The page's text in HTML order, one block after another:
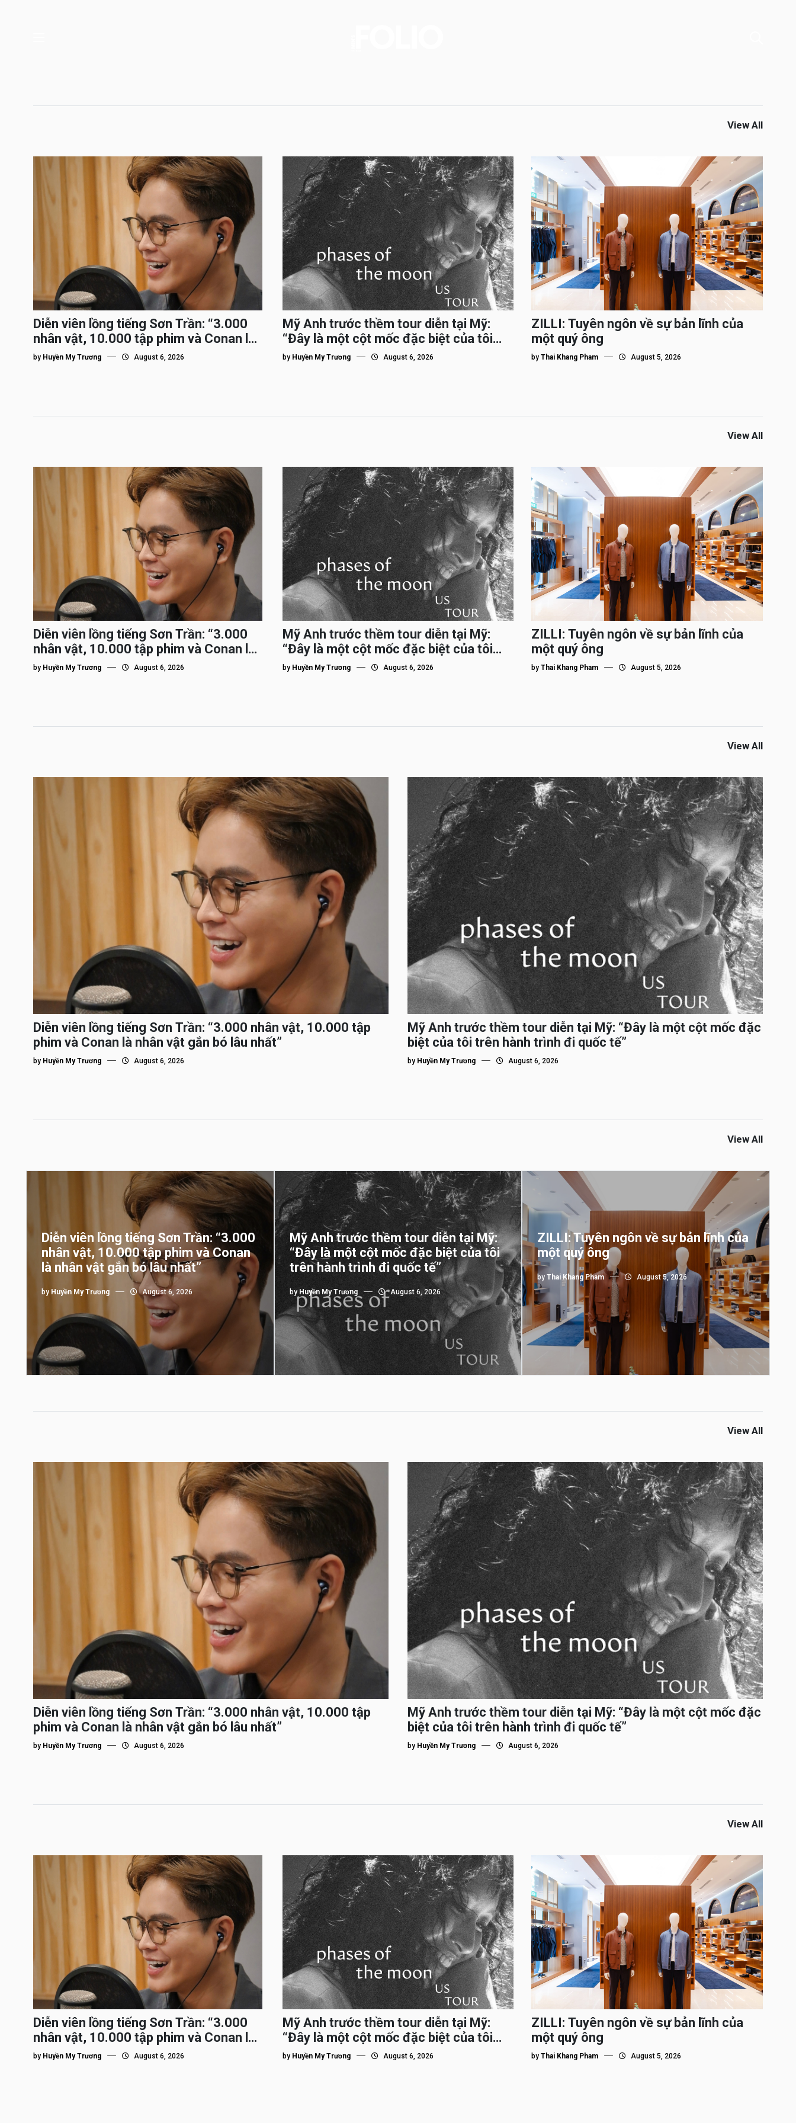
View All
Diễn viên lồng tiếng Sơn Trần: “3.000
nhân vật, 10.000 tập phim và Conan là
nhân vật gắn bó lâu nhất”
by Huyền My Trương August 6, 2026
Mỹ Anh trước thềm tour diễn tại Mỹ:
“Đây là một cột mốc đặc biệt của tôi
trên hành trình đi quốc tế”
by Huyền My Trương August 6, 2026
ZILLI: Tuyên ngôn về sự bản lĩnh của
một quý ông
byThai Khang Pham August 5, 2026
View All
Diễn viên lồng tiếng Sơn Trần: “3.000
nhân vật, 10.000 tập phim và Conan là
nhân vật gắn bó lâu nhất”
by Huyền My Trương August 6, 2026
Mỹ Anh trước thềm tour diễn tại Mỹ:
“Đây là một cột mốc đặc biệt của tôi
trên hành trình đi quốc tế”
by Huyền My Trương August 6, 2026
ZILLI: Tuyên ngôn về sự bản lĩnh của
một quý ông
byThai Khang Pham August 5, 2026
View All
Diễn viên lồng tiếng Sơn Trần: “3.000 nhân vật, 10.000 tập
phim và Conan là nhân vật gắn bó lâu nhất”
by Huyền My Trương August 6, 2026
Mỹ Anh trước thềm tour diễn tại Mỹ: “Đây là một cột mốc đặc
biệt của tôi trên hành trình đi quốc tế”
by Huyền My Trương August 6, 2026
View All
Diễn viên lồng tiếng Sơn Trần: “3.000
nhân vật, 10.000 tập phim và Conan
là nhân vật gắn bó lâu nhất”
by Huyền My Trương August 6, 2026
Mỹ Anh trước thềm tour diễn tại Mỹ:
“Đây là một cột mốc đặc biệt của tôi
trên hành trình đi quốc tế”
by Huyền My Trương August 6, 2026
ZILLI: Tuyên ngôn về sự bản lĩnh của
một quý ông
byThai Khang Pham August 5, 2026
View All
Diễn viên lồng tiếng Sơn Trần: “3.000 nhân vật, 10.000 tập
phim và Conan là nhân vật gắn bó lâu nhất”
by Huyền My Trương August 6, 2026
Mỹ Anh trước thềm tour diễn tại Mỹ: “Đây là một cột mốc đặc
biệt của tôi trên hành trình đi quốc tế”
by Huyền My Trương August 6, 2026
View All
Diễn viên lồng tiếng Sơn Trần: “3.000
nhân vật, 10.000 tập phim và Conan là
nhân vật gắn bó lâu nhất”
by Huyền My Trương August 6, 2026
Mỹ Anh trước thềm tour diễn tại Mỹ:
“Đây là một cột mốc đặc biệt của tôi
trên hành trình đi quốc tế”
by Huyền My Trương August 6, 2026
ZILLI: Tuyên ngôn về sự bản lĩnh của
một quý ông
byThai Khang Pham August 5, 2026